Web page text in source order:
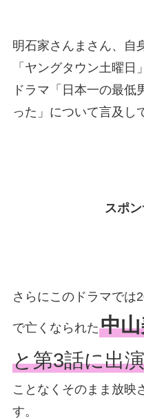
明石家さんまさん、自
「ヤングタウン土曜
ドラマ「日本一の最
った」について言及し
スポ
さらにこのドラマでは
で亡くなられた中
と第3話に出演
ことなくそのまま放映
す。